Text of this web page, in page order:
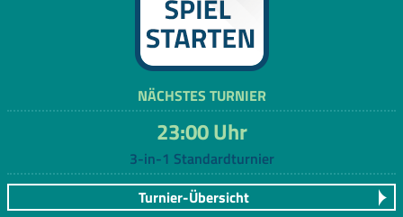
NÄCHSTES TURNIER
23:00 Uhr
3-in-1 Standardturnier
Turnier-Übersicht